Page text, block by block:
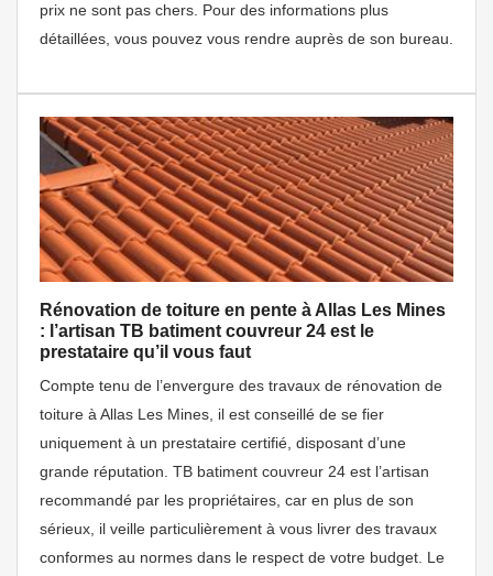
prix ne sont pas chers. Pour des informations plus
détaillées, vous pouvez vous rendre auprès de son bureau.
Rénovation de toiture en pente à Allas Les Mines
: l’artisan TB batiment couvreur 24 est le
prestataire qu’il vous faut
Compte tenu de l’envergure des travaux de rénovation de
toiture à Allas Les Mines, il est conseillé de se fier
uniquement à un prestataire certifié, disposant d’une
grande réputation. TB batiment couvreur 24 est l’artisan
recommandé par les propriétaires, car en plus de son
sérieux, il veille particulièrement à vous livrer des travaux
conformes au normes dans le respect de votre budget. Le